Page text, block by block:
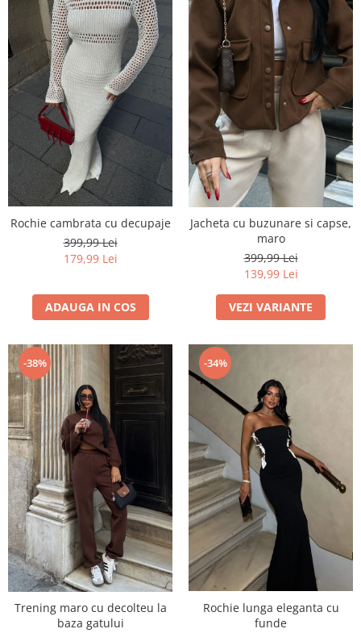
Rochie cambrata cu decupaje
399,99 Lei
179,99 Lei
ADAUGA IN COS
Jacheta cu buzunare si capse,
maro
399,99 Lei
139,99 Lei
VEZI VARIANTE
-38%
Trening maro cu decolteu la
baza gatului
-34%
Rochie lunga eleganta cu
funde